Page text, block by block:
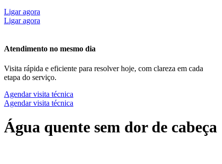
Ligar agora
Ligar agora
Atendimento no mesmo dia
Visita rápida e eficiente para resolver hoje, com clareza em cada
etapa do serviço.
Agendar visita técnica
Agendar visita técnica
Água quente sem dor de cabeça